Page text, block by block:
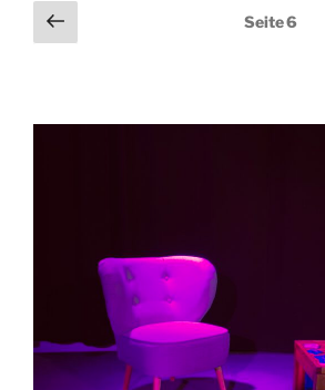
Seitennummerierung
der
Vorherige
Seite
Seite6